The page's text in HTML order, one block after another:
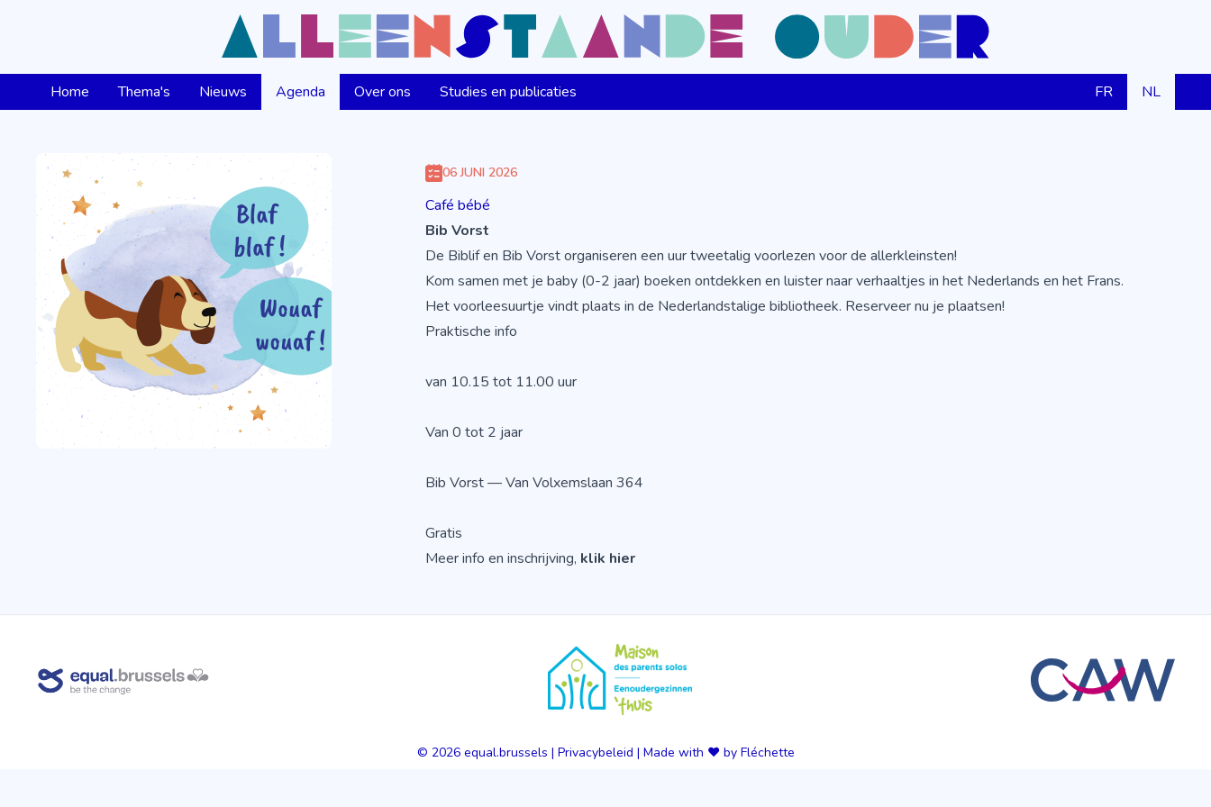
Home Thema's Nieuws Agenda Over ons Studies en publicaties FR NL
06 JUNI 2026
Café bébé
Bib Vorst
De Biblif en Bib Vorst organiseren een uur tweetalig voorlezen voor de allerkleinsten!
Kom samen met je baby (0-2 jaar) boeken ontdekken en luister naar verhaaltjes in het Nederlands en het Frans.
Het voorleesuurtje vindt plaats in de Nederlandstalige bibliotheek. Reserveer nu je plaatsen!
Praktische info
van 10.15 tot 11.00 uur
Van 0 tot 2 jaar
Bib Vorst — Van Volxemslaan 364
Gratis
Meer info en inschrijving, klik hier
© 2026 equal.brussels | Privacybeleid | Made with ❤️ by Fléchette